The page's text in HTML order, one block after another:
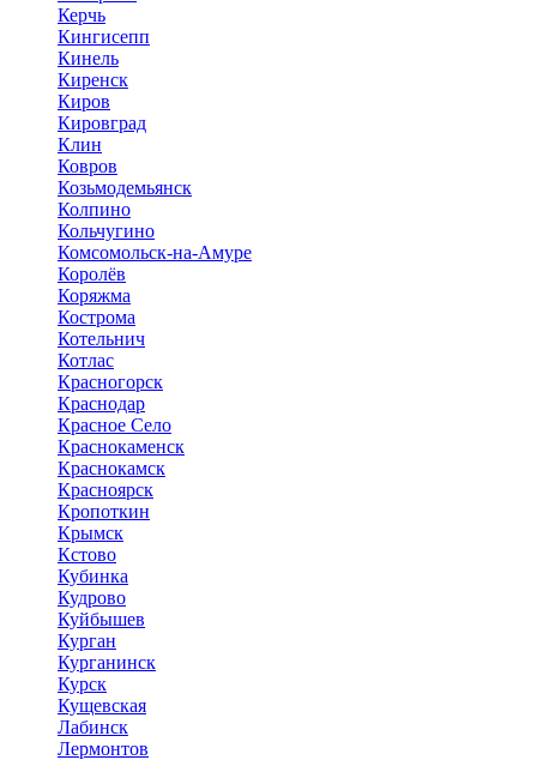
Керчь
Кингисепп
Кинель
Киренск
Киров
Кировград
Клин
Ковров
Козьмодемьянск
Колпино
Кольчугино
Комсомольск-на-Амуре
Королёв
Коряжма
Кострома
Котельнич
Котлас
Красногорск
Краснодар
Красное Село
Краснокаменск
Краснокамск
Красноярск
Кропоткин
Крымск
Кстово
Кубинка
Кудрово
Куйбышев
Курган
Курганинск
Курск
Кущевская
Лабинск
Лермонтов